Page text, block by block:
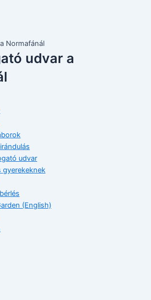
Normafánál
udvar a
udvar
gyerekeknek
(English)